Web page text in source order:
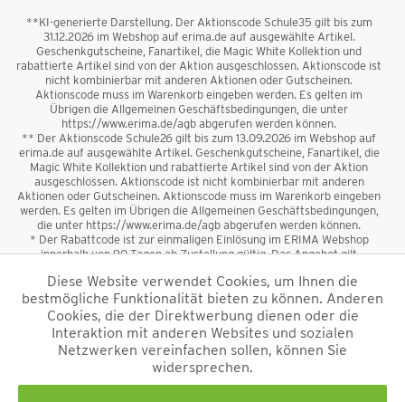
**KI-generierte Darstellung. Der Aktionscode Schule35 gilt bis zum
31.12.2026 im Webshop auf erima.de auf ausgewählte Artikel.
Geschenkgutscheine, Fanartikel, die Magic White Kollektion und
rabattierte Artikel sind von der Aktion ausgeschlossen. Aktionscode ist
nicht kombinierbar mit anderen Aktionen oder Gutscheinen.
Aktionscode muss im Warenkorb eingeben werden. Es gelten im
Übrigen die Allgemeinen Geschäftsbedingungen, die unter
https://www.erima.de/agb abgerufen werden können.
** Der Aktionscode Schule26 gilt bis zum 13.09.2026 im Webshop auf
erima.de auf ausgewählte Artikel. Geschenkgutscheine, Fanartikel, die
Magic White Kollektion und rabattierte Artikel sind von der Aktion
ausgeschlossen. Aktionscode ist nicht kombinierbar mit anderen
Aktionen oder Gutscheinen. Aktionscode muss im Warenkorb eingeben
werden. Es gelten im Übrigen die Allgemeinen Geschäftsbedingungen,
die unter https://www.erima.de/agb abgerufen werden können.
* Der Rabattcode ist zur einmaligen Einlösung im ERIMA Webshop
innerhalb von 90 Tagen ab Zustellung gültig. Das Angebot gilt
sowie Geschenkgutscheine sind vom Rabatt ausgeschlossen. Der
Rabattcode ist nicht mit anderen Aktionen oder Gutscheinen
kombinierbar. Der Mindestbestellwert beträgt 50 €
*Alle Preise verstehen sich inkl. Mehrwertsteuer und zzgl.
und ggf. Nachnahmegebühren, wenn nicht anders
beschrieben.
Diese Website verwendet Cookies, um Ihnen die
bestmögliche Funktionalität bieten zu können. Anderen
Cookies, die der Direktwerbung dienen oder die
Interaktion mit anderen Websites und sozialen
Netzwerken vereinfachen sollen, können Sie
widersprechen.